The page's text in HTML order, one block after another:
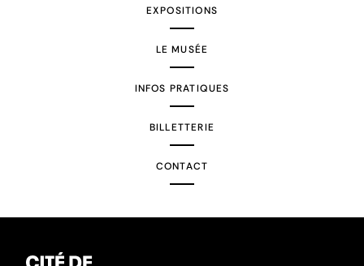
EXPOSITIONS
LE MUSÉE
INFOS PRATIQUES
BILLETTERIE
CONTACT